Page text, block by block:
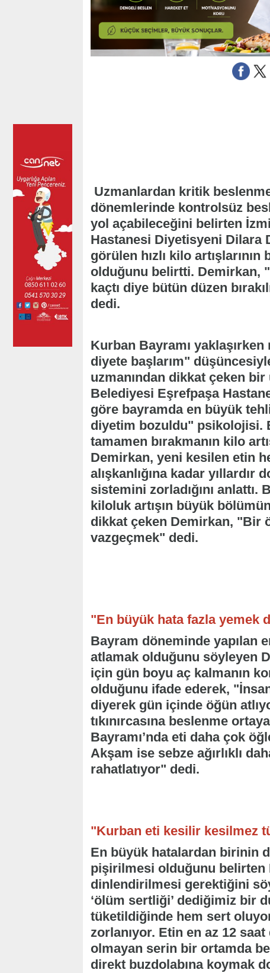
Uzmanlardan kritik
dönemlerinde kontrolsüz
yol açabileceğini belirten
Hastanesi Diyetisyeni Dilara
görülen hızlı kilo
olduğunu belirtti. Demirkan,
kaçtı diye bütün düzen
dedi.
Kurban Bayramı
diyete başlarım"
uzmanından dikkat çeken
Belediyesi Eşrefpaşa
göre bayramda en büyük
diyetim bozuldu" psikolojisi.
tamamen bırakmanın kilo
Demirkan, yeni kesilen etin
alışkanlığına kadar
sistemini zorladığını anlattı.
kiloluk artışın büyük
dikkat çeken Demirkan, "Bir
vazgeçmek" dedi.
"En büyük hata fazla yemek
Bayram döneminde yapılan
atlamak olduğunu söyleyen
için gün boyu aç kalmanın
olduğunu ifade ederek,
diyerek gün içinde öğün
tıkınırcasına beslenme
Bayramı’nda eti daha çok
Akşam ise sebze ağırlıklı
rahatlatıyor" dedi.
"Kurban eti kesilir kesilmez
En büyük hatalardan birinin
pişirilmesi olduğunu belirten
dinlendirilmesi gerektiğini
‘ölüm sertliği’ dediğimiz bir
tüketildiğinde hem sert
zorlanıyor. Etin en az 12
olmayan serin bir ortamda
direkt buzdolabına koymak